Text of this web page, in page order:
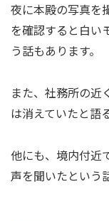
夜に本殿の写真を
を確認すると白い
う話もあります。
また、社務所の近
は消えていたと語
他にも、境内付近
声を聞いたという